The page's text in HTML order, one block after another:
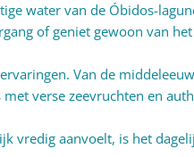
water van de Óbidos-
of geniet gewoon van
Van de
verse zeevruchten en
vredig aanvoelt, is het